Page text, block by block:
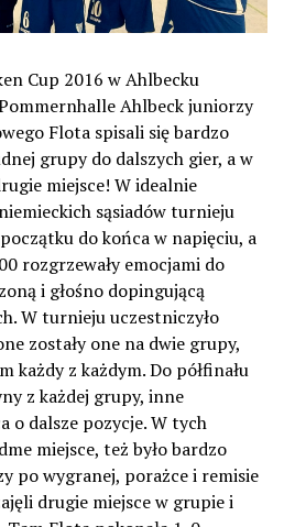
Cup 2016 w Ahlbecku
Ahlbeck juniorzy
Flota spisali się bardzo
grupy do dalszych gier, a w
miejsce! W idealnie
sąsiadów turnieju
do końca w napięciu, a
rozgrzewały emocjami do
i głośno dopingującą
W turnieju uczestniczyło
zostały one na dwie grupy,
każdy z każdym. Do półfinału
z każdej grupy, inne
o dalsze pozycje. W tych
miejsce, też było bardzo
po wygranej, porażce i remisie
drugie miejsce w grupie i